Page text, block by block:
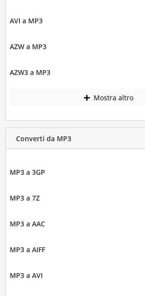
AVI a MP3
AZW a MP3
AZW3 a MP3
Mostra altro
Converti da MP3
MP3 a 3GP
MP3 a 7Z
MP3 a AAC
MP3 a AIFF
MP3 a AVI